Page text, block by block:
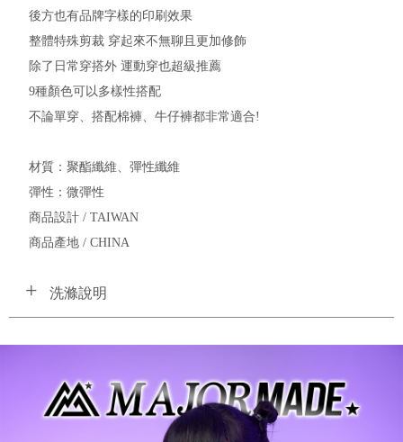
後方也有品牌字樣的印刷效果
整體特殊剪裁 穿起來不無聊且更加修飾
除了日常穿搭外 運動穿也超級推薦
9種顏色可以多樣性搭配
不論單穿、搭配棉褲、牛仔褲都非常適合!
材質：聚酯纖維、彈性纖維
彈性：微彈性
商品設計 / TAIWAN
商品產地 / CHINA
洗滌說明